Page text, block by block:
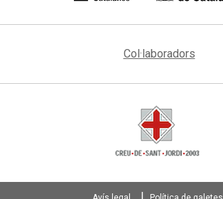
Col·laboradors